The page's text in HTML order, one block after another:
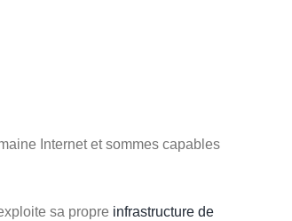
Internet et sommes capables
sa propre infrastructure de